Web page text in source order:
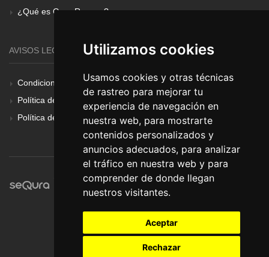
Utilizamos cookies
Usamos cookies y otras técnicas
de rastreo para mejorar tu
experiencia de navegación en
nuestra web, para mostrarte
contenidos personalizados y
anuncios adecuados, para analizar
el tráfico en nuestra web y para
comprender de donde llegan
nuestros visitantes.
Aceptar
Rechazar
¿Qué es Gear Renove?
AVISOS LEGALES
Condiciones Generales
Política de Cookies
Política de Privacidad